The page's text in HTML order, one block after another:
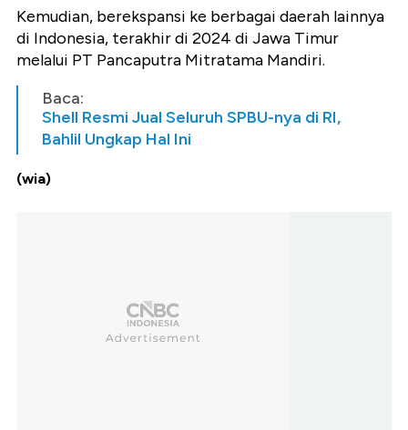
Kemudian, berekspansi ke berbagai daerah lainnya
di Indonesia, terakhir di 2024 di Jawa Timur
melalui PT Pancaputra Mitratama Mandiri.
Baca:
Shell Resmi Jual Seluruh SPBU-nya di RI,
Bahlil Ungkap Hal Ini
(wia)